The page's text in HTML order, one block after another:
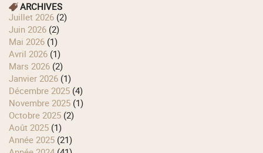
ARCHIVES
juillet 2026 (2)
juin 2026 (2)
mai 2026 (1)
avril 2026 (1)
mars 2026 (2)
janvier 2026 (1)
décembre 2025 (4)
novembre 2025 (1)
octobre 2025 (2)
août 2025 (1)
année 2025 (21)